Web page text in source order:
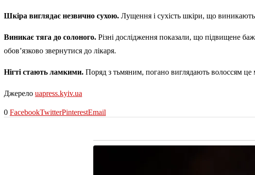
Шкіра виглядає незвично сухою. Лущення і сухість шкіри, що
Виникає тяга до солоного. Різні дослідження показали, що підвищене
обов’язково звернутися до лікаря.
Нігті стають ламкими. Поряд з тьмяним, погано виглядають волоссям це
Джерело uapress.kyiv.ua
0 FacebookTwitterPinterestEmail